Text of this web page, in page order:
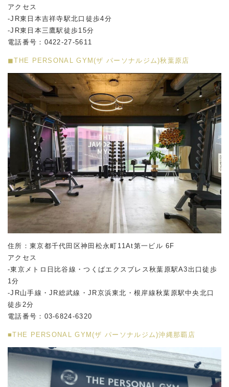
アクセス
-JR東日本吉祥寺駅北口徒歩4分
-JR東日本三鷹駅徒歩15分
電話番号：0422-27-5611
◼︎THE PERSONAL GYM(ザ パーソナルジム)秋葉原店
住所：東京都千代田区神田松永町11At第一ビル 6F
アクセス
-東京メトロ日比谷線・つくばエクスプレス秋葉原駅A3出口徒歩
1分
-JR山手線・JR総武線・JR京浜東北・根岸線秋葉原駅中央北口
徒歩2分
電話番号：03-6824-6320
■THE PERSONAL GYM(ザ パーソナルジム)沖縄那覇店